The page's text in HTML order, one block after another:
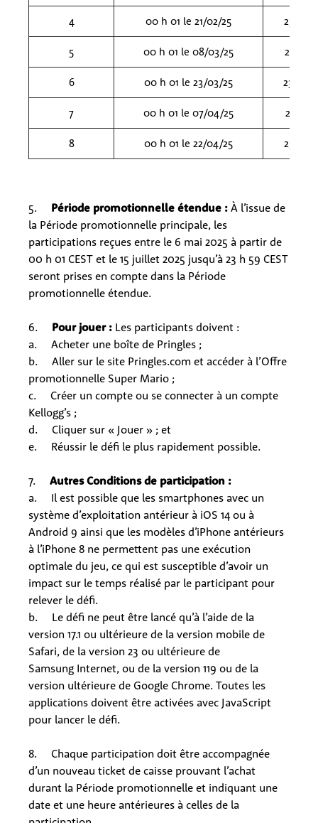
4 00 h 01 le 21/02/25 23 h
5 00 h 01 le 08/03/25 23 h
6 00 h 01 le 23/03/25 23 h
7 00 h 01 le 07/04/25 23 h
8 00 h 01 le 22/04/25 23 h
5. Période promotionnelle étendue : À l’issue de
la Période promotionnelle principale, les
participations reçues entre le 6 mai 2025 à partir de
00 h 01 CEST et le 15 juillet 2025 jusqu’à 23 h 59 CEST
seront prises en compte dans la Période
promotionnelle étendue.
6. Pour jouer : Les participants doivent :
a. Acheter une boîte de Pringles ;
b. Aller sur le site Pringles.com et accéder à l’Offre
promotionnelle Super Mario ;
c. Créer un compte ou se connecter à un compte
Kellogg’s ;
d. Cliquer sur « Jouer » ; et
e. Réussir le défi le plus rapidement possible.
7. Autres Conditions de participation :
a. Il est possible que les smartphones avec un
système d’exploitation antérieur à iOS 14 ou à
Android 9 ainsi que les modèles d’iPhone antérieurs
à l’iPhone 8 ne permettent pas une exécution
optimale du jeu, ce qui est susceptible d’avoir un
impact sur le temps réalisé par le participant pour
relever le défi.
b. Le défi ne peut être lancé qu’à l’aide de la
version 17.1 ou ultérieure de la version mobile de
Safari, de la version 23 ou ultérieure de
Samsung Internet, ou de la version 119 ou de la
version ultérieure de Google Chrome. Toutes les
applications doivent être activées avec JavaScript
pour lancer le défi.
8. Chaque participation doit être accompagnée
d’un nouveau ticket de caisse prouvant l’achat
durant la Période promotionnelle et indiquant une
date et une heure antérieures à celles de la